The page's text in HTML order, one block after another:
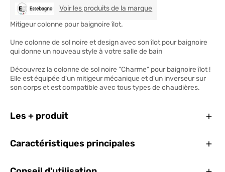
Voir les produits de la marque
Mitigeur colonne pour baignoire îlot.
Une colonne de sol noire et design avec son îlot pour baignoire
qui donne un nouveau style à votre salle de bain
Découvrez la colonne de sol noire "Charme" pour baignoire îlot !
Elle est équipée d'un mitigeur mécanique et d'un inverseur sur
son corps et est compatible avec tous types de chaudières.
Les + produit
Caractéristiques principales